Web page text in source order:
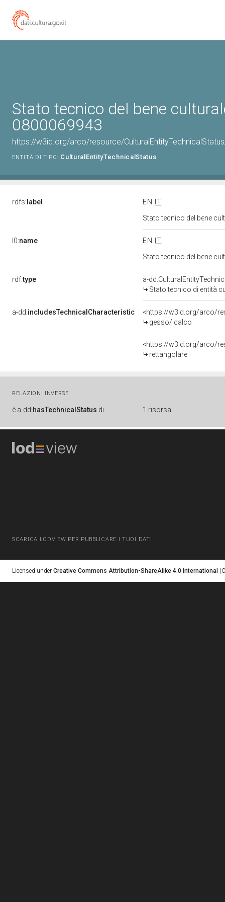
Stato tecnico del bene
0800069943
https://w3id.org/arco/resource/
ENTITÀ DI TIPO: CulturalEntityTechnicalStatus
rdfs: label EN
IT
Stato tecnico del bene
l0:name EN
IT
Stato tecnico del bene
rdf:type
a-
Stato tecnico di entità
a-dd:includesTechnicalCharacteristic
<https://w3id.org/arco/
gesso/ calco
<https://w3id.org/arco/
rettangolare
RELAZIONI INVERSE
è a-dd:hasTechnicalStatus di 1 risorsa
SCARICA LODVIEW PER PUBBLICARE I TUOI DATI
Licensed under Creative Commons Attribution-ShareAlike 4.0 International